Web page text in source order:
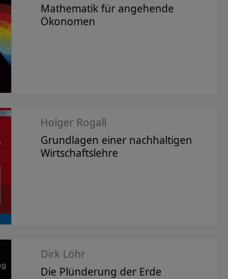
Mathematik für angehende
Ökonomen
Holger Rogall
Grundlagen einer nachhaltigen
Wirtschaftslehre
Dirk Löhr
Die Plünderung der Erde